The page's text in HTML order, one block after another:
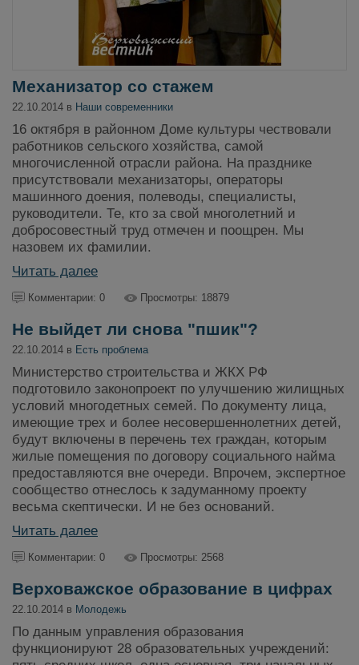
Механизатор со стажем
22.10.2014 в Наши современники
16 октября в районном Доме культуры чествовали
работников сельского хозяйства, самой
многочисленной отрасли района. На празднике
присутствовали механизаторы, операторы
машинного доения, полеводы, специалисты,
руководители. Те, кто за свой многолетний и
добросовестный труд отмечен и поощрен. Мы
назовем их фамилии.
Читать далее
Комментарии: 0 Просмотры: 18879
Не выйдет ли снова "пшик"?
22.10.2014 в Есть проблема
Министерство строительства и ЖКХ РФ
подготовило законопроект по улучшению жилищных
условий многодетных семей. По документу лица,
имеющие трех и более несовершеннолетних детей,
будут включены в перечень тех граждан, которым
жилые помещения по договору социального найма
предоставляются вне очереди. Впрочем, экспертное
сообщество отнеслось к задуманному проекту
весьма скептически. И не без оснований.
Читать далее
Комментарии: 0 Просмотры: 2568
Верховажское образование в цифрах
22.10.2014 в Молодежь
По данным управления образования
функционируют 28 образовательных учреждений: